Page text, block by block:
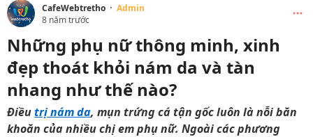
CafeWebtretho · Admin
8 năm trước
Những phụ nữ thông minh, xinh
đẹp thoát khỏi nám da và tàn
nhang như thế nào?
Điềutrị nám da, mụn trứng cá tận gốc luôn là nỗi băn
khoăn của nhiều chị em phụ nữ. Ngoài các phương